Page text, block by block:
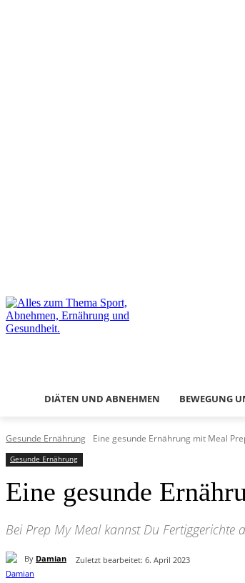
DIÄTEN UND ABNEHMEN BEWEGUNG
Gesunde Ernährung Eine gesunde Ernährung mit Meal
Gesunde Ernährung
Eine gesunde
Bei Prep My Meal kannst Du Fertiggerichte
By Damian Zuletzt bearbeitet: 6. April 2023